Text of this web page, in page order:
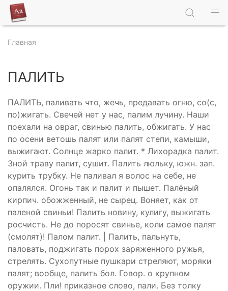
Главная
ПАЛИТЬ
ПАЛИТЬ, паливать что, жечь, предавать огню, со(с,
по)жигать. Свечей нет у нас, палим лучину. Наши
поехали на овраг, свинью палить, обжигать. У нас
по осени ветошь палят или палят степи, камыши,
выжигают. Солнце жарко палит. * Лихорадка палит.
Зной траву палит, сушит. Палить люльку, южн. зап.
курить трубку. Не паливал я волос на себе, не
опалялся. Огонь так и палит и пышет. Палёный
кирпич. обожженный, не сырец. Воняет, как от
паленой свиньи! Палить новину, кулигу, выжигать
росчисть. Не до поросят свинье, коли самое палят
(смолят)! Палом палит. | Палить, пальнуть,
паловать, поджигать порох заряженного ружья,
стрелять. Сухопутные пушкари стреляют, моряки
палят; вообще, палить бол. Говор. о крупном
оружии. Пли! приказное слово, пали. Без толку